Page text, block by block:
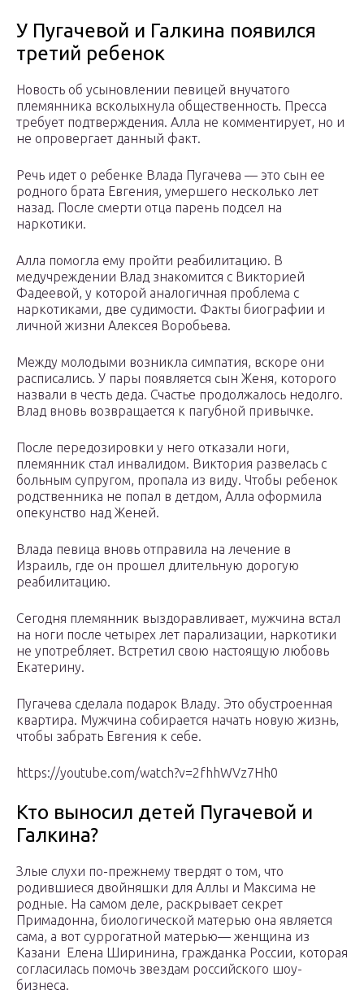
У Пугачевой и Галкина появился
третий ребенок
Новость об усыновлении певицей внучатого
племянника всколыхнула общественность. Пресса
требует подтверждения. Алла не комментирует, но и
не опровергает данный факт.
Речь идет о ребенке Влада Пугачева — это сын ее
родного брата Евгения, умершего несколько лет
назад. После смерти отца парень подсел на
наркотики.
Алла помогла ему пройти реабилитацию. В
медучреждении Влад знакомится с Викторией
Фадеевой, у которой аналогичная проблема с
наркотиками, две судимости. Факты биографии и
личной жизни Алексея Воробьева.
Между молодыми возникла симпатия, вскоре они
расписались. У пары появляется сын Женя, которого
назвали в честь деда. Счастье продолжалось недолго.
Влад вновь возвращается к пагубной привычке.
После передозировки у него отказали ноги,
племянник стал инвалидом. Виктория развелась с
больным супругом, пропала из виду. Чтобы ребенок
родственника не попал в детдом, Алла оформила
опекунство над Женей.
Влада певица вновь отправила на лечение в
Израиль, где он прошел длительную дорогую
реабилитацию.
Сегодня племянник выздоравливает, мужчина встал
на ноги после четырех лет парализации, наркотики
не употребляет. Встретил свою настоящую любовь
Екатерину.
Пугачева сделала подарок Владу. Это обустроенная
квартира. Мужчина собирается начать новую жизнь,
чтобы забрать Евгения к себе.
https://youtube.com/watch?v=2fhhWVz7Hh0
Кто выносил детей Пугачевой и
Галкина?
Злые слухи по-прежнему твердят о том, что
родившиеся двойняшки для Аллы и Максима не
родные. На самом деле, раскрывает секрет
Примадонна, биологической матерью она является
сама, а вот суррогатной матерью— женщина из
Казани Елена Ширинина, гражданка России, которая
согласилась помочь звездам российского шоу-
бизнеса.